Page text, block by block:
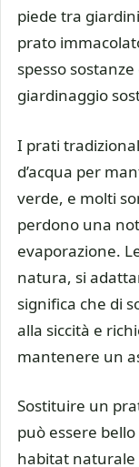
piede tra
prato
spesso
giardinaggio
I prati
d’acqua per
verde, e molti
perdono una
evaporazione.
natura, si
significa che di
alla siccità e
mantenere un
Sostituire un
può essere
habitat naturale